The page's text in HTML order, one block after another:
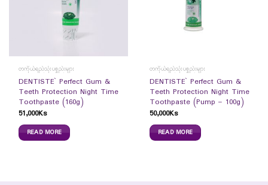
တကိုယ်ရည်သုံးပစ္စည်းများ
DENTISTE` Perfect Gum &
Teeth Protection Night Time
Toothpaste (160g)
51,000Ks
READ MORE
တကိုယ်ရည်သုံးပစ္စည်းများ
DENTISTE` Perfect Gum &
Teeth Protection Night Time
Toothpaste (Pump – 100g)
50,000Ks
READ MORE